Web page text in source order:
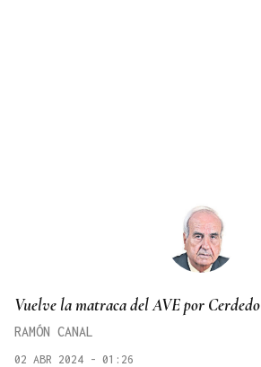
Vuelve la matraca del AVE por Cerdedo
RAMÓN CANAL
02 ABR 2024 - 01:26